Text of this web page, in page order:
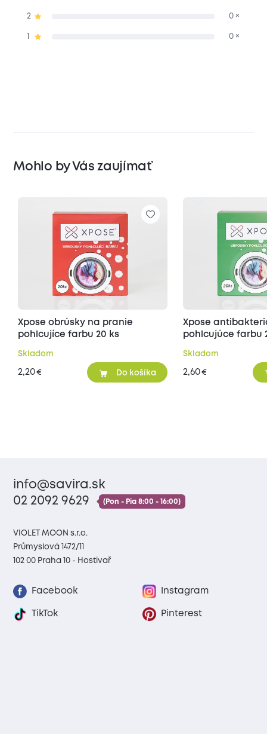
2 0 ×
0 ×
Mohlo by Vás zaujímať
Xpose obrúsky na pranie
pohlcujíce farbu 20 ks
Skladom
2,20€ Do košíka
Xpose
pohlcujúce farbu
Skladom
2,60€
info@savira.sk
02 2092 9629
(Pon - Pia 8:00 - 16:00)
VIOLET MOON s.r.o.
Průmyslová 1472/11
102 00 Praha 10 - Hostivař
Facebook Instagram
TikTok Pinterest